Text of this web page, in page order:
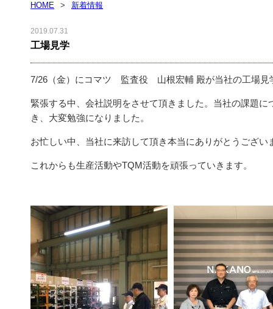
HOME > 新着情報
2019.07.31
工場見学
7/26（金）にコマツ 監査役 山根宏輔 殿が当社の工場見
緊張する中、会社説明をさせて頂きました。当社の課題
き、大変勉強になりました。
お忙しい中、当社に来訪して頂き本当にありがとうござい
これからも生産活動やTQM活動を頑張っていきます。